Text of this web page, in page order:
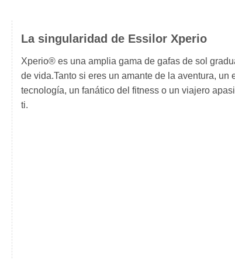
La singularidad de Essilor Xperio
Xperio® es una amplia gama de gafas de sol
de vida.Tanto si eres un amante de la aventura,
tecnología, un fanático del fitness o un viajero
ti.